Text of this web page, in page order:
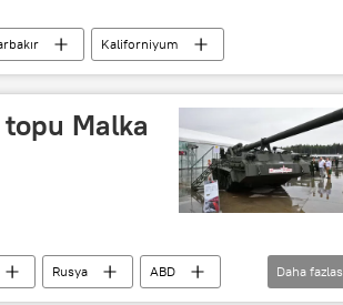
Kaliforniyum
Malka
Rusya
ABD
Daha